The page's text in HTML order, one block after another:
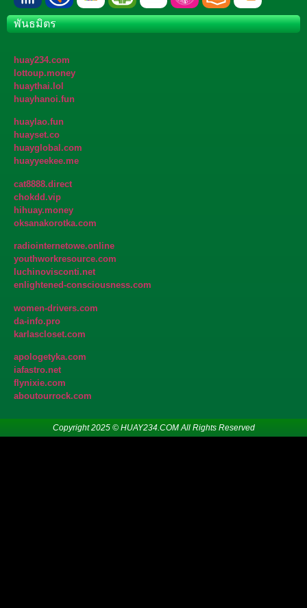
พันธมิตร
huay234.com
lottoup.money
huaythai.lol
huayhanoi.fun
huaylao.fun
huayset.co
huayglobal.com
huayyeekee.me
cat8888.direct
chokdd.vip
hihuay.money
oksanakorotka.com
radiointernetowe.online
youthworkresource.com
luchinovisconti.net
enlightened-consciousness.com
women-drivers.com
da-info.pro
karlascloset.com
apologetyka.com
iafastro.net
flynixie.com
aboutourrock.com
Copyright 2025 © HUAY234.COM All Rights Reserved